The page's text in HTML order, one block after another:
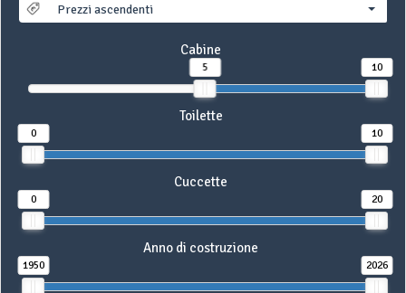
Prezzi ascendenti
Cabine
5 10
Toilette
0 10
Cuccette
0 20
Anno di costruzione
1950 2026